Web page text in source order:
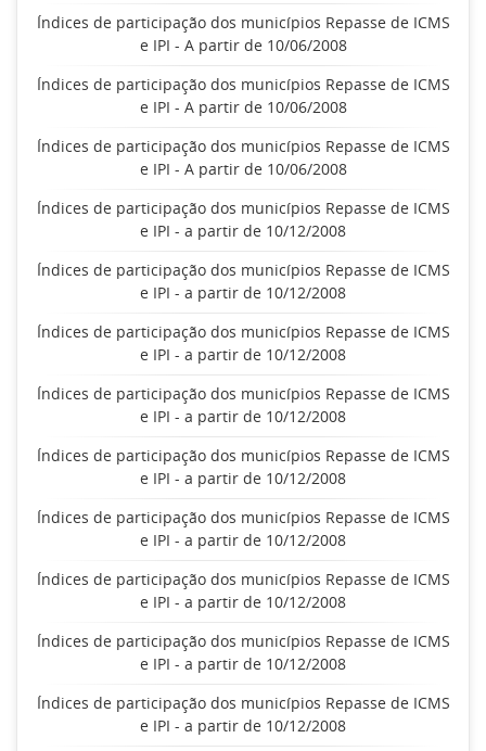
Índices de participação dos municípios Repasse de ICMS
e IPI - A partir de 10/06/2008
Índices de participação dos municípios Repasse de ICMS
e IPI - A partir de 10/06/2008
Índices de participação dos municípios Repasse de ICMS
e IPI - A partir de 10/06/2008
Índices de participação dos municípios Repasse de ICMS
e IPI - a partir de 10/12/2008
Índices de participação dos municípios Repasse de ICMS
e IPI - a partir de 10/12/2008
Índices de participação dos municípios Repasse de ICMS
e IPI - a partir de 10/12/2008
Índices de participação dos municípios Repasse de ICMS
e IPI - a partir de 10/12/2008
Índices de participação dos municípios Repasse de ICMS
e IPI - a partir de 10/12/2008
Índices de participação dos municípios Repasse de ICMS
e IPI - a partir de 10/12/2008
Índices de participação dos municípios Repasse de ICMS
e IPI - a partir de 10/12/2008
Índices de participação dos municípios Repasse de ICMS
e IPI - a partir de 10/12/2008
Índices de participação dos municípios Repasse de ICMS
e IPI - a partir de 10/12/2008